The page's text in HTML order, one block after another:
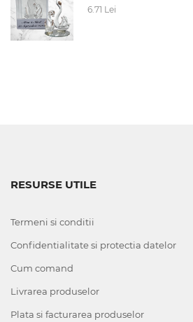
6.71 Lei
RESURSE UTILE
Termeni si conditii
Confidentialitate si protectia datelor
Cum comand
Livrarea produselor
Plata si facturarea produselor